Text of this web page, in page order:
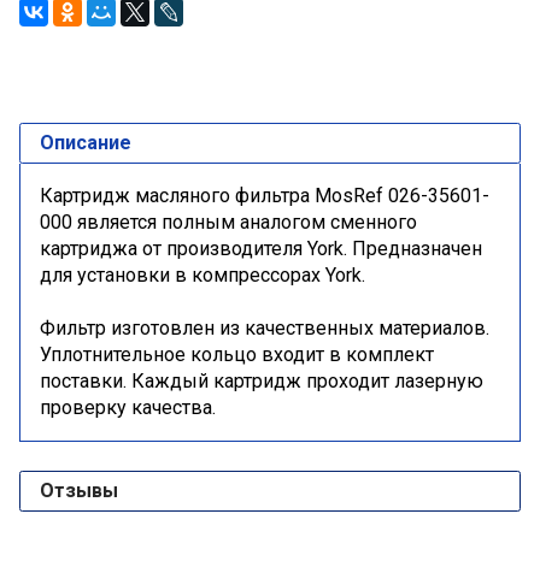
Описание
Картридж масляного фильтра MosRef 026-35601-
000 является полным аналогом сменного
картриджа от производителя York. Предназначен
для установки в компрессорах York.
Фильтр изготовлен из качественных материалов.
Уплотнительное кольцо входит в комплект
поставки. Каждый картридж проходит лазерную
проверку качества.
Отзывы